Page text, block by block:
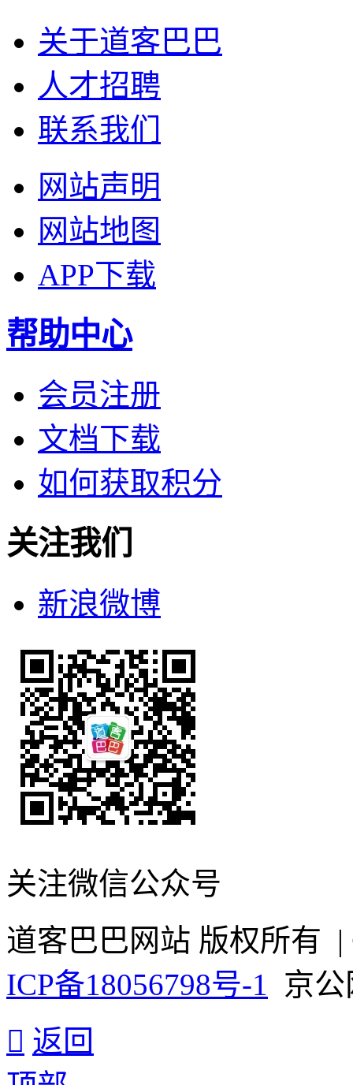
关于道客巴巴
人才招聘
联系我们
网站声明
网站地图
APP下载
帮助中心
会员注册
文档下载
如何获取积分
关注我们
新浪微博
关注微信公众号
道客巴巴网站 版权所有
ICP备18056798号-1
京公
 返回